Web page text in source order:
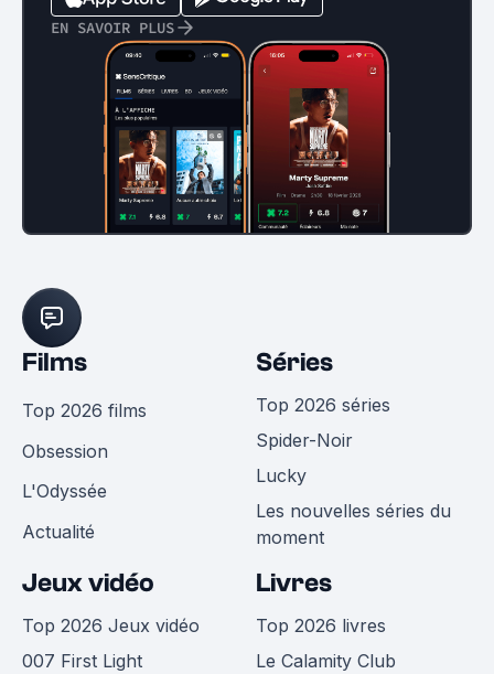
EN SAVOIR PLUS
Films
Top 2026 films
Obsession
L'Odyssée
Actualité
Séries
Top 2026 séries
Spider-Noir
Lucky
Les nouvelles séries du
moment
Jeux vidéo
Top 2026 Jeux vidéo
007 First Light
Livres
Top 2026 livres
Le Calamity Club